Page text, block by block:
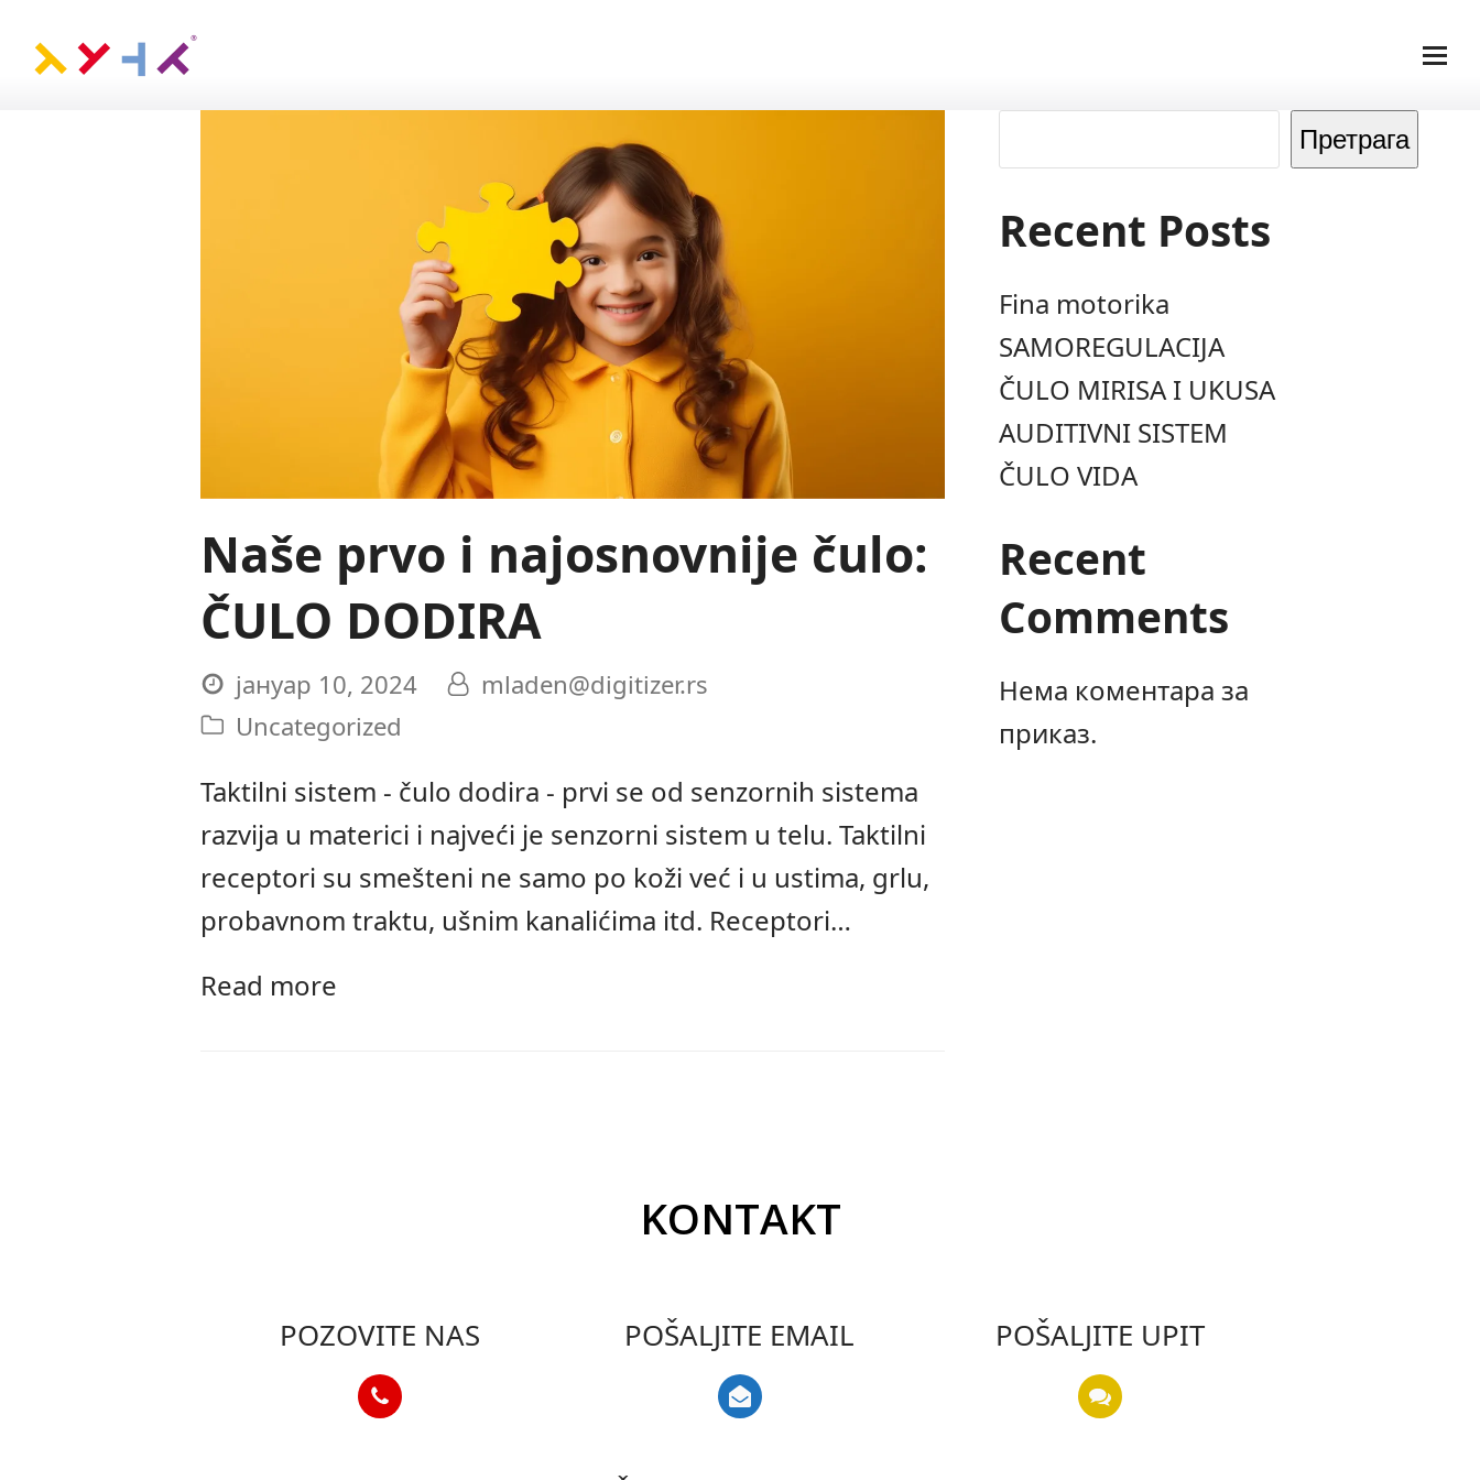
Naše prvo i najosnovnije čulo:
ČULO DODIRA
јануар 10, 2024
mladen@digitizer.rs
Uncategorized
Taktilni sistem - čulo dodira - prvi se od senzornih sistema
razvija u materici i najveći je senzorni sistem u telu. Taktilni
receptori su smešteni ne samo po koži već i u ustima, grlu,
probavnom traktu, ušnim kanalićima itd. Receptori…
Read more
Претрага
Recent Posts
Fina motorika
SAMOREGULACIJA
ČULO MIRISA I UKUSA
AUDITIVNI SISTEM
ČULO VIDA
Recent
Comments
Нема коментара за
приказ.
KONTAKT
POZOVITE NAS POŠALJITE EMAIL POŠALJITE UPIT